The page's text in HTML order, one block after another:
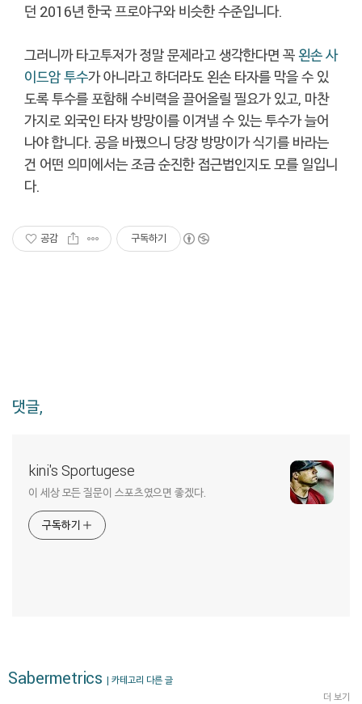
던 2016년 한국 프로야구와 비슷한 수준입니다.
그러니까 타고투저가 정말 문제라고 생각한다면 꼭왼손 사
이드암 투수가 아니라고 하더라도 왼손 타자를 막을 수 있
도록 투수를 포함해 수비력을 끌어올릴 필요가 있고, 마찬
가지로 외국인 타자 방망이를 이겨낼 수 있는 투수가 늘어
나야 합니다. 공을 바꿨으니 당장 방망이가 식기를 바라는
건 어떤 의미에서는 조금 순진한 접근법인지도 모를 일입니
다.
공감 구독하기
댓글,
kini's Sportugese
이 세상 모든 질문이 스포츠였으면 좋겠다.
구독하기
Sabermetrics | 카테고리 다른 글
더 보기